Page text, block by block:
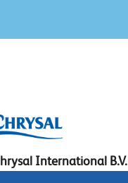
International B.V.